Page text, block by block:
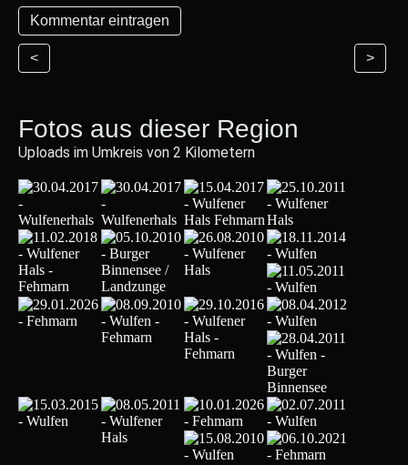
< >
Fotos aus dieser Region
Uploads im Umkreis von 2 Kilometern